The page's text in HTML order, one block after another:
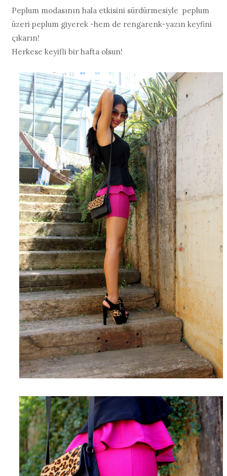
Peplum modasının hala etkisini sürdürmesiyle peplum
üzeri peplum giyerek -hem de rengarenk-yazın keyfini
çıkarın!
Herkese keyifli bir hafta olsun!